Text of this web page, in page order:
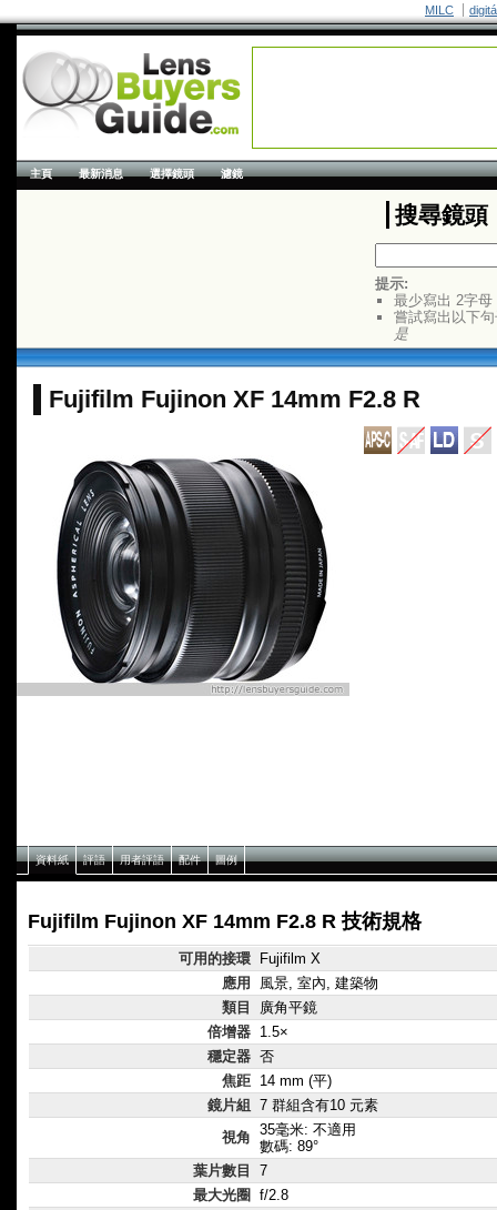
MILC
主頁 最新消息 選擇鏡頭 濾鏡
搜尋鏡頭
提示:
最少寫出 2字母
嘗試寫出以下
是
Fujifilm Fujinon XF 14mm F2.8 R
資料紙 評語 用者評語 配件 圖例
Fujifilm Fujinon XF 14mm F2.8 R 技術規格
可用的接環
Fujifilm X
應用
風景, 室內, 建築物
類目
廣角平鏡
倍增器 1.5×
穩定器 否
焦距 14 mm (平)
鏡片組
7 群組含有10 元素
視角 35毫米: 不適用
數碼: 89°
葉片數目
7
最大光圈
f/2.8